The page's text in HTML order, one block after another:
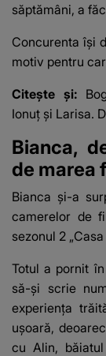
săptămâni, a
Concurenta își
motiv pentru
Citește și:
Ionuț și Larisa.
Bianca,
de marea
Bianca și-a
camerelor de
sezonul 2 „Casa
Totul a pornit
să-și scrie
experiența
ușoară,
cu Alin,